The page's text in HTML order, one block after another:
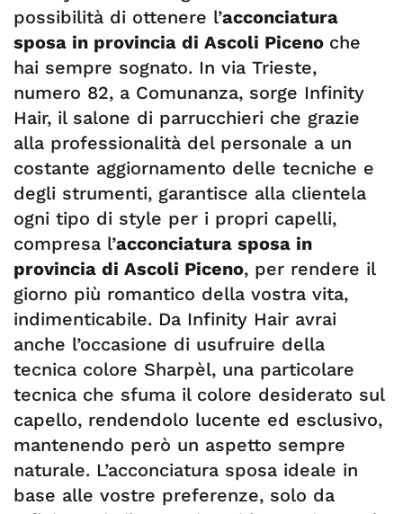
possibilità di ottenere l’acconciatura
sposa in provincia di Ascoli Piceno che
hai sempre sognato. In via Trieste,
numero 82, a Comunanza, sorge Infinity
Hair, il salone di parrucchieri che grazie
alla professionalità del personale a un
costante aggiornamento delle tecniche e
degli strumenti, garantisce alla clientela
ogni tipo di style per i propri capelli,
compresa l’acconciatura sposa in
provincia di Ascoli Piceno, per rendere il
giorno più romantico della vostra vita,
indimenticabile. Da Infinity Hair avrai
anche l’occasione di usufruire della
tecnica colore Sharpèl, una particolare
tecnica che sfuma il colore desiderato sul
capello, rendendolo lucente ed esclusivo,
mantenendo però un aspetto sempre
naturale. L’acconciatura sposa ideale in
base alle vostre preferenze, solo da